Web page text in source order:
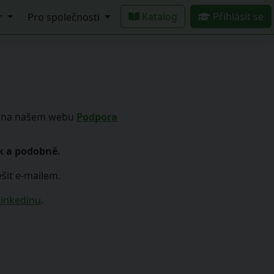
Pro společnosti Katalog Přihlásit se
našem webu Podpora
a podobně.
e-mailem.
.